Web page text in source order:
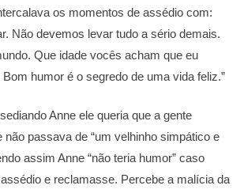
os momentos de assédio com:
Não devemos levar tudo a sério demais.
Que idade vocês acham que eu
humor é o segredo de uma vida feliz.”
Anne ele queria que a gente
não passava de “um velhinho simpático e
assim Anne “não teria humor” caso
assédio e reclamasse. Percebe a malícia da